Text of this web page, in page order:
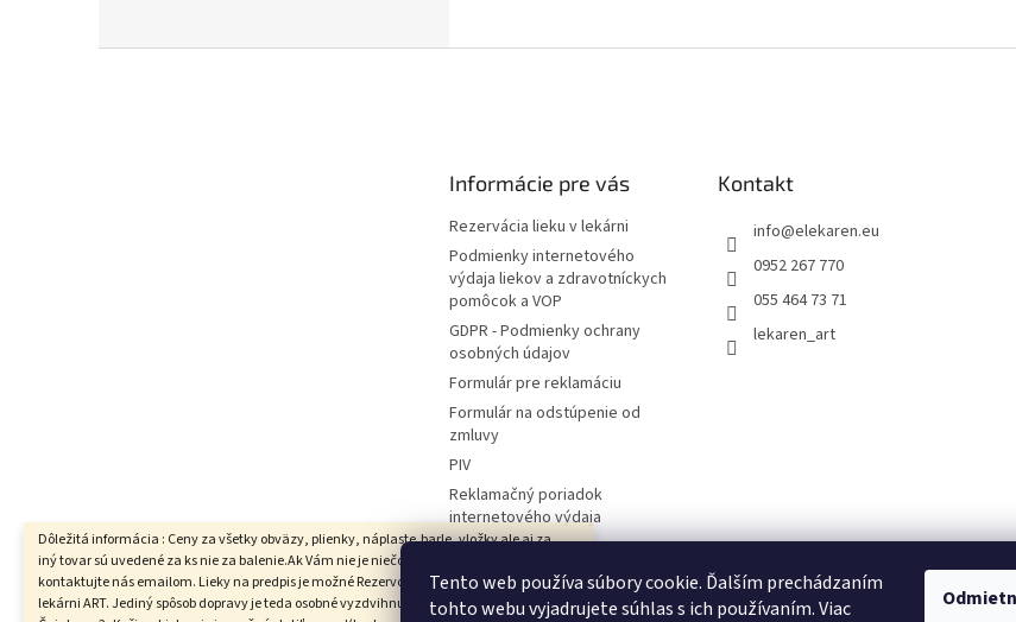
Tento web používa súbory cookie. Ďalším prechádzaním
tohto webu vyjadrujete súhlas s ich používaním. Viac
Dôležitá informácia : Ceny za všetky obväzy, plienky, náplaste,barle, vložky ale aj za
iný tovar sú uvedené za ks nie za balenie.Ak Vám nie je niečo jasné prosím
kontaktujte nás emailom. Lieky na predpis je možné Rezervovať iba s vyzdvihnutím v
lekárni ART. Jediný spôsob dopravy je teda osobné vyzdvihnutie v Lekárni ART,
Informácie pre vás
Rezervácia lieku v lekárni
Podmienky internetového
výdaja liekov a zdravotníckych
pomôcok a VOP
GDPR - Podmienky ochrany
osobných údajov
Formulár pre reklamáciu
Formulár na odstúpenie od
zmluvy
PIV
Reklamačný poriadok
internetového výdaja
Hodnotenie obchodu
Moja objednávka
Kontakt
info@elekaren.eu
0952 267 770
055 464 73 71
lekaren_art